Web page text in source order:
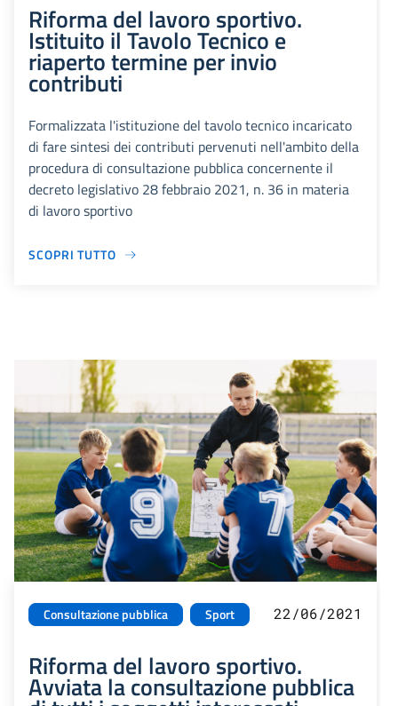
Riforma del lavoro sportivo.
Istituito il Tavolo Tecnico e
riaperto termine per invio
contributi
Formalizzata l'istituzione del tavolo tecnico incaricato
di fare sintesi dei contributi pervenuti nell'ambito della
procedura di consultazione pubblica concernente il
decreto legislativo 28 febbraio 2021, n. 36 in materia
di lavoro sportivo
SCOPRI TUTTO
Consultazione pubblica Sport 22/06/2021
Riforma del lavoro sportivo.
Avviata la consultazione pubblica